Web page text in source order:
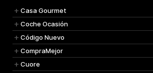
Casa Gourmet
Coche Ocasión
Código Nuevo
CompraMejor
Cuore